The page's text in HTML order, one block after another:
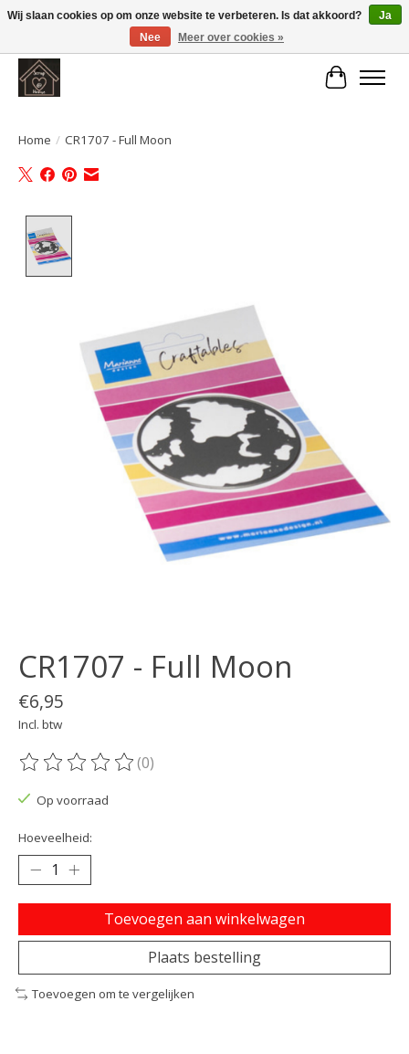
Large selection of products and fast shipping!
Home / CR1707 - Full Moon
CR1707 - Full Moon
€6,95
Incl. btw
De beoordeling van dit product is
(0)
Op voorraad
Hoeveelheid:
Toevoegen aan winkelwagen
Plaats bestelling
Toevoegen om te vergelijken
Wij slaan cookies op om onze website te verbeteren. Is dat akkoord?
Ja
Nee
Meer over cookies »